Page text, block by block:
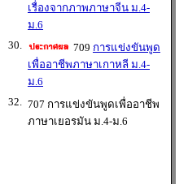
เรื่องจากภาพภาษาจีน ม.4-
ม.6
30. 709 การแข่งขันพูด
เพื่ออาชีพภาษาเกาหลี ม.4-
ม.6
32.
707 การแข่งขันพูดเพื่ออาชีพ
ภาษาเยอรมัน ม.4-ม.6